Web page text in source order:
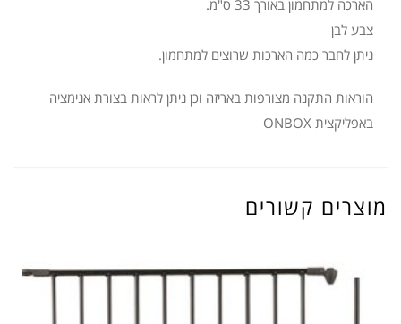
הארכה למתחמון באורך 33 ס"מ.
צבע לבן
ניתן לחבר כמה הארכות שרוצים למתחמון.
הוראות התקנה מצורפות באריזה וכן ניתן לראות בצורת אנימציה
באפליקצית ONBOX
מוצרים קשורים